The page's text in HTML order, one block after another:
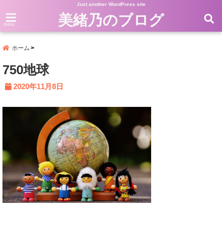
Just another WordPress site
menu 美緒乃のブログ
ホーム
750地球
2020年11月8日